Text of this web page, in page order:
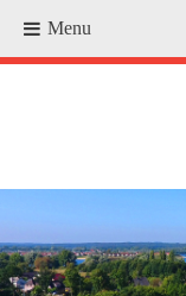
Menu